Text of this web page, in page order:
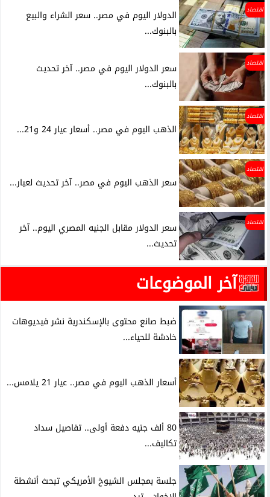
اقتصاد
الدولار اليوم في مصر.. سعر الشراء والبيع
بالبنوك...
اقتصاد
سعر الدولار اليوم في مصر.. آخر تحديث
بالبنوك...
اقتصاد
الذهب اليوم في مصر.. أسعار عيار 24 و21...
اقتصاد
سعر الذهب اليوم في مصر.. آخر تحديث لعيار...
اقتصاد
سعر الدولار مقابل الجنيه المصري اليوم.. آخر
تحديث...
آخر الموضوعات
ضبط صانع محتوى بالإسكندرية نشر فيديوهات
خادشة للحياء...
أسعار الذهب اليوم في مصر.. عيار 21 يلامس...
80 ألف جنيه دفعة أولى.. تفاصيل سداد
تكاليف...
جلسة بمجلس الشيوخ الأمريكي تبحث أنشطة